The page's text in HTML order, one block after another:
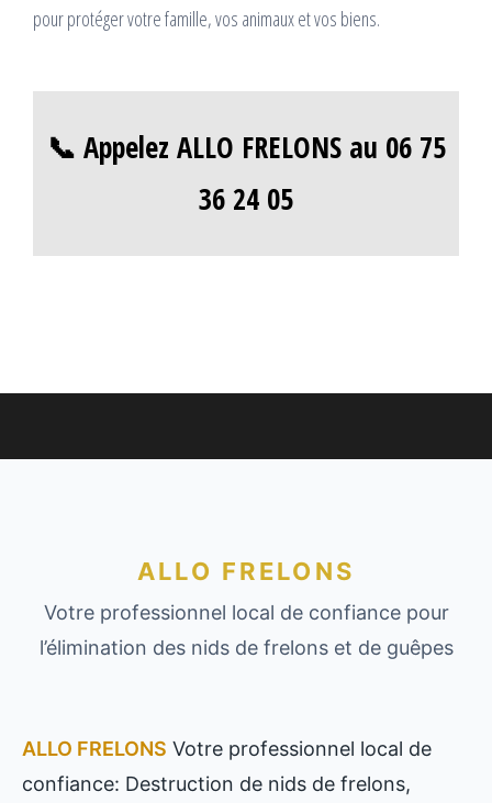
pour protéger votre famille, vos animaux et vos biens.
📞 Appelez ALLO FRELONS au 06 75
36 24 05
ALLO FRELONS
Votre professionnel local de confiance pour
l’élimination des nids de frelons et de guêpes
ALLO FRELONS Votre professionnel local de
confiance: Destruction de nids de frelons,